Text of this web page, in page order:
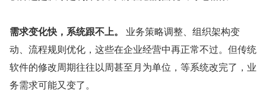
需求变化快，系统跟不上。
业务策略调整、组织架构变
动、流程规则优化，这些在企业经营中再正常不过。但传统
软件的修改周期往往以周甚至月为单位，等系统改完了，业
务需求可能又变了。